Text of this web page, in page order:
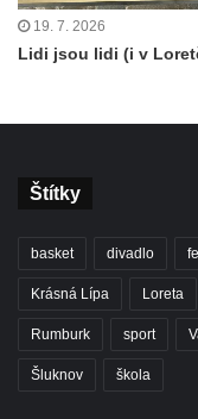
19. 7. 2026
Lidi jsou lidi (i v
Štítky
basket divadlo
Krásná Lípa Loreta
Rumburk sport
Šluknov škola